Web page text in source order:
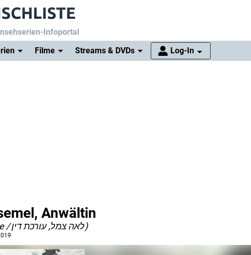
Infoportal
Filme Streams & DVDs Log-In
Anwältin
(Advocate / לאה צמל, עורכת דין)